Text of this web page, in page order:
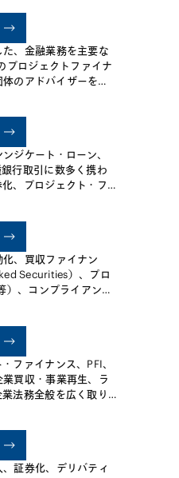
、金融業務を主要な
プロジェクトファイナ
のアドバイザーを務
営化案件、各種ファ
しています。
ジケート・ローン、
行取引に数多く携わ
、プロジェクト・フ
な資金使途のコーポ
ガバンク系証券会社
験を生かし、クライ
イスを提供していま
、買収ファイナン
Securities）、プロ
）、コンプライアン
ファイナンス、PFI、
買収・事業再生、ラ
法務全般を広く取り
証券化、デリバティ